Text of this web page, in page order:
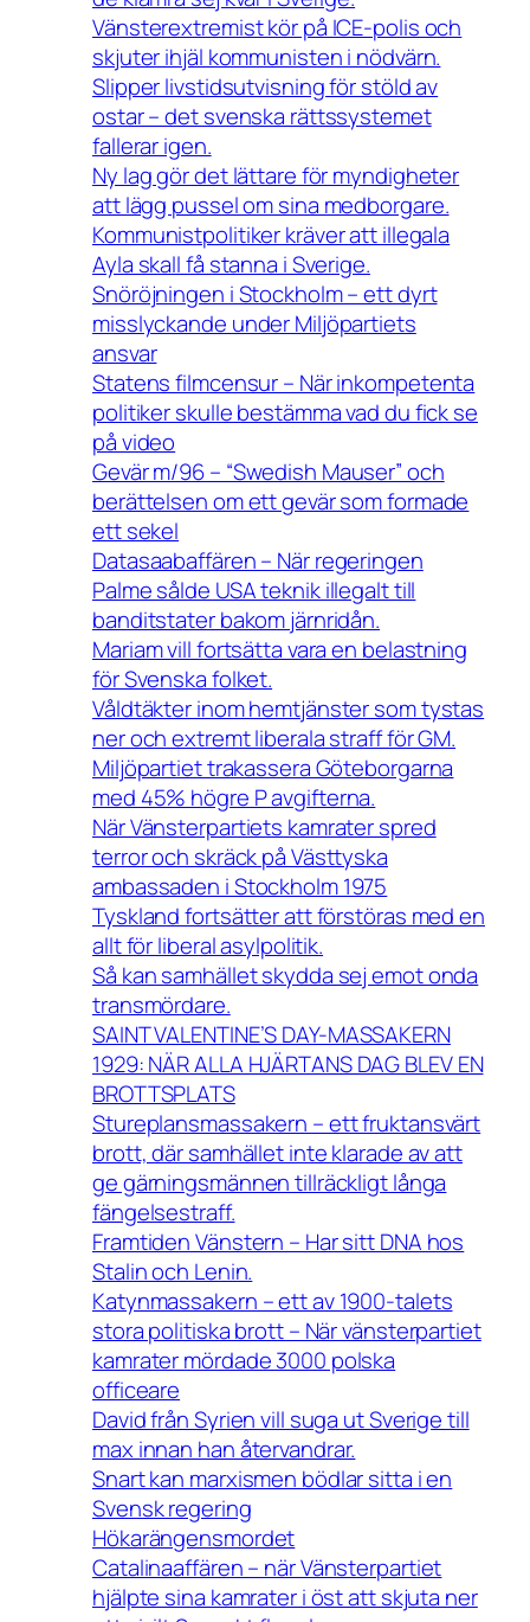
Vänsterextremist kör på ICE-polis och
skjuter ihjäl kommunisten i nödvärn.
Slipper livstidsutvisning för stöld av
ostar – det svenska rättssystemet
fallerar igen.
Ny lag gör det lättare för myndigheter
att lägg pussel om sina medborgare.
Kommunistpolitiker kräver att illegala
Ayla skall få stanna i Sverige.
Snöröjningen i Stockholm – ett dyrt
misslyckande under Miljöpartiets
ansvar
Statens filmcensur – När inkompetenta
politiker skulle bestämma vad du fick se
på video
Gevär m/96 – “Swedish Mauser” och
berättelsen om ett gevär som formade
ett sekel
Datasaabaffären – När regeringen
Palme sålde USA teknik illegalt till
banditstater bakom järnridån.
Mariam vill fortsätta vara en belastning
för Svenska folket.
Våldtäkter inom hemtjänster som tystas
ner och extremt liberala straff för GM.
Miljöpartiet trakassera Göteborgarna
med 45% högre P avgifterna.
När Vänsterpartiets kamrater spred
terror och skräck på Västtyska
ambassaden i Stockholm 1975
Tyskland fortsätter att förstöras med en
allt för liberal asylpolitik.
Så kan samhället skydda sej emot onda
transmördare.
SAINT VALENTINE’S DAY-MASSAKERN
1929: NÄR ALLA HJÄRTANS DAG BLEV EN
BROTTSPLATS
Stureplansmassakern – ett fruktansvärt
brott, där samhället inte klarade av att
ge gärningsmännen tillräckligt långa
fängelsestraff.
Framtiden Vänstern – Har sitt DNA hos
Stalin och Lenin.
Katynmassakern – ett av 1900-talets
stora politiska brott – När vänsterpartiet
kamrater mördade 3000 polska
officeare
David från Syrien vill suga ut Sverige till
max innan han återvandrar.
Snart kan marxismen bödlar sitta i en
Svensk regering
Hökarängensmordet
Catalinaaffären – när Vänsterpartiet
hjälpte sina kamrater i öst att skjuta ner